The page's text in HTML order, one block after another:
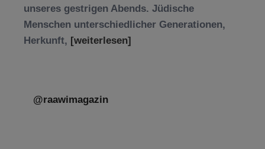
unseres gestrigen Abends. Jüdische
Menschen unterschiedlicher Generationen,
Herkunft, [weiterlesen]
@raawimagazin